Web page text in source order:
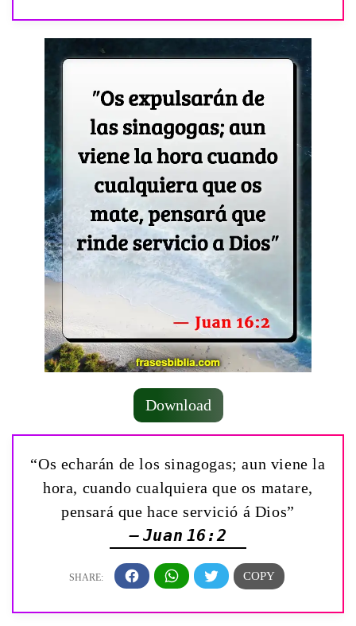
Download
“Os echarán de los sinagogas; aun viene la
hora, cuando cualquiera que os matare,
pensará que hace servició á Dios”
— Juan 16:2